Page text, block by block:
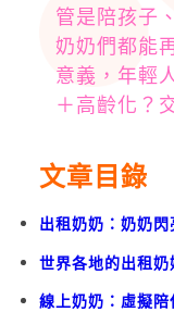
管是陪孩子
奶奶們都能
意義，年輕
＋高齡化？
文章目錄
出租奶奶：奶奶閃
世界各地的出租奶
線上奶奶：虛擬陪